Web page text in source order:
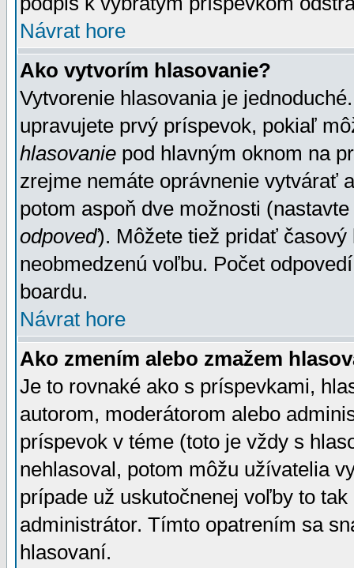
Návrat hore
Ako vytvorím hlasovanie?
Vytvorenie hlasovania je
upravujete prvý príspevok, pokiaľ
hlasovanie pod hlavným oknom na
zrejme nemáte oprávnenie vytvárať
potom aspoň dve možnosti
odpoveď). Môžete tiež pridať
neobmedzenú voľbu. Počet
boardu.
Návrat hore
Ako zmením alebo zmažem
Je to rovnaké ako s príspevkami,
autorom, moderátorom alebo
príspevok v téme (toto je vždy s
nehlasoval, potom môžu užívatelia
prípade už uskutočnenej voľby to
administrátor. Tímto opatrením sa
hlasovaní.